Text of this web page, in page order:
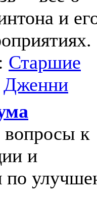
и
Старшие
Дженни
вопросы к
и
по